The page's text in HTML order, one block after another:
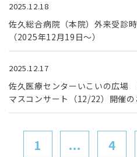
2025.12.18
佐久総合病院（本院）外来受診
（2025年12月19日～）
2025.12.17
佐久医療センターいこいの広場
マスコンサート（12/22）開催の
1 ... 4